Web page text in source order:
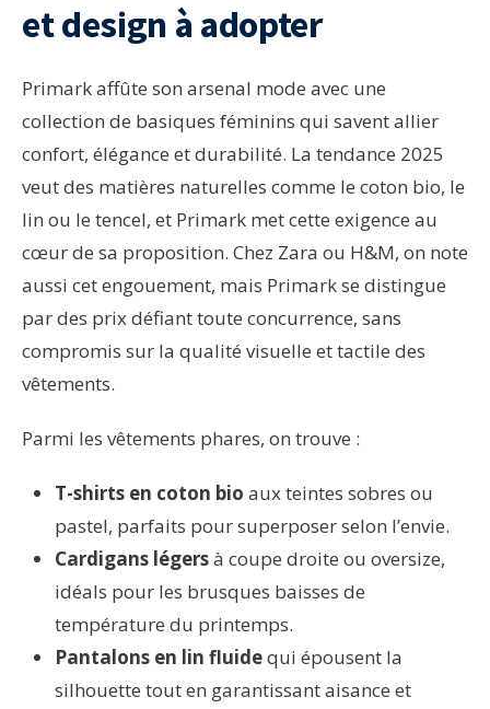
et design à adopter
Primark affûte son arsenal mode avec une
collection de basiques féminins qui savent allier
confort, élégance et durabilité. La tendance 2025
veut des matières naturelles comme le coton bio, le
lin ou le tencel, et Primark met cette exigence au
cœur de sa proposition. Chez Zara ou H&M, on note
aussi cet engouement, mais Primark se distingue
par des prix défiant toute concurrence, sans
compromis sur la qualité visuelle et tactile des
vêtements.
Parmi les vêtements phares, on trouve :
T-shirts en coton bio aux teintes sobres ou
pastel, parfaits pour superposer selon l’envie.
Cardigans légersà coupe droite ou oversize,
idéals pour les brusques baisses de
température du printemps.
Pantalons en lin fluidequi épousent la
silhouette tout en garantissant aisance et